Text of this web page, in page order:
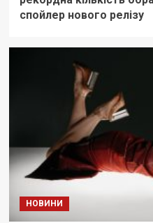
спойлер нового релізу
НОВИНИ